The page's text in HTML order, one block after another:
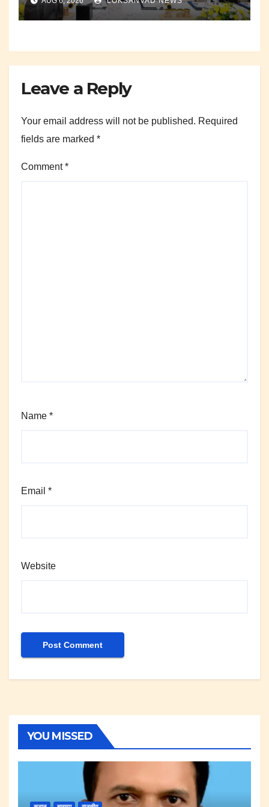
Leave a Reply
Your email address will not be published. Required
fields are marked *
Comment*
Name *
Email *
Website
YOU MISSED